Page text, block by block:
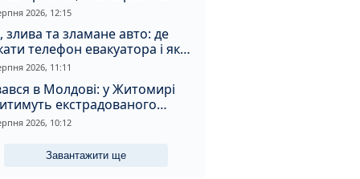
2026, 12:15
злива та зламане авто: де
телефон евакуатора і як
на аферистів
2026, 11:11
в Молдові: у Житомирі
екстрадованого
за сурогатний спирт і
грошей
2026, 10:12
Завантажити ще